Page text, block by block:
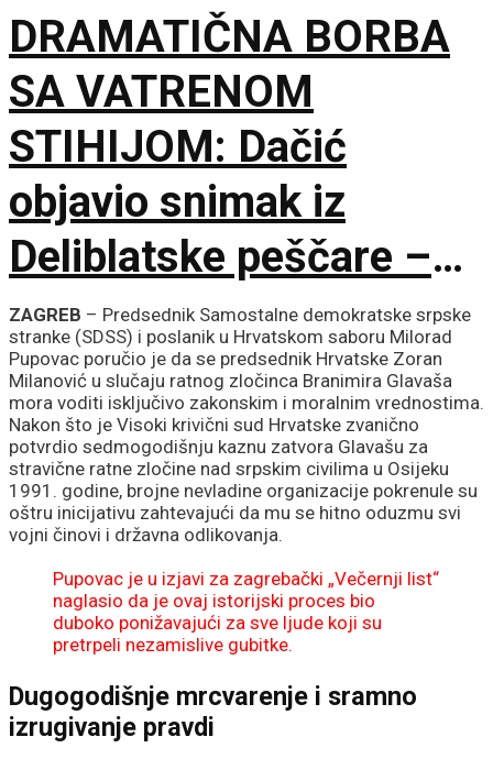
DRAMATIČNA BORBA
SA VATRENOM
STIHIJOM: Dačić
objavio snimak iz
Deliblatske peščare –
ubačena i tri helikoptera
ZAGREB – Predsednik Samostalne demokratske srpske
stranke (SDSS) i poslanik u Hrvatskom saboru Milorad
Pupovac poručio je da se predsednik Hrvatske Zoran
Milanović u slučaju ratnog zločinca Branimira Glavaša
mora voditi isključivo zakonskim i moralnim vrednostima.
Nakon što je Visoki krivični sud Hrvatske zvanično
potvrdio sedmogodišnju kaznu zatvora Glavašu za
stravične ratne zločine nad srpskim civilima u Osijeku
1991. godine, brojne nevladine organizacije pokrenule su
oštru inicijativu zahtevajući da mu se hitno oduzmu svi
vojni činovi i državna odlikovanja.
Pupovac je u izjavi za zagrebački „Večernji list“
naglasio da je ovaj istorijski proces bio
duboko ponižavajući za sve ljude koji su
pretrpeli nezamislive gubitke.
Dugogodišnje mrcvarenje i sramno
izrugivanje pravdi